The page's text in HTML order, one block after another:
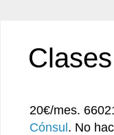
20€/mes.
Cónsul . No